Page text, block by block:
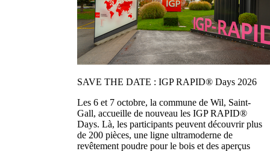
SAVE THE DATE : IGP RAPID® Days 2026
Les 6 et 7 octobre, la commune de Wil, Saint-
Gall, accueille de nouveau les IGP RAPID®
Days. Là, les participants peuvent découvrir plus
de 200 pièces, une ligne ultramoderne de
revêtement poudre pour le bois et des aperçus